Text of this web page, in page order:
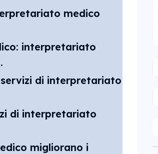
medico
interpretariato
di interpretariato
di interpretariato
migliorano i